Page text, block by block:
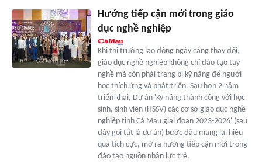
Hướng tiếp cận mới trong giáo
dục nghề nghiệp
Khi thị trường lao động ngày càng thay đổi,
giáo dục nghề nghiệp không chỉ đào tạo tay
nghề mà còn phải trang bị kỹ năng để người
học thích ứng và phát triển. Sau hơn 2 năm
triển khai, Dự án 'Kỹ năng thành công với học
sinh, sinh viên (HSSV) các cơ sở giáo dục nghề
nghiệp tỉnh Cà Mau giai đoạn 2023-2026' (sau
đây gọi tắt là dự án) bước đầu mang lại hiệu
quả tích cực, mở ra hướng tiếp cận mới trong
đào tạo nguồn nhân lực trẻ.